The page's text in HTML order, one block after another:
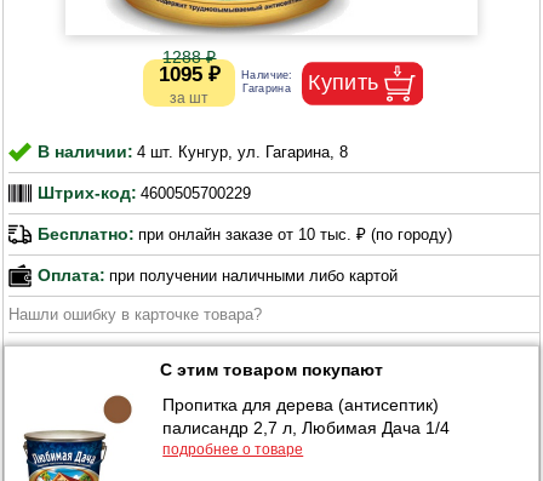
1095 ₽
1288 ₽
В наличии: 4 шт. Кунгур, ул. Гагарина, 8
Штрих-код: 4600505700229
Бесплатно: при онлайн заказе от 10 тыс. ₽ (по городу)
Оплата: при получении наличными либо картой
Нашли ошибку в карточке товара?
С этим товаром покупают
Пропитка для дерева (антисептик)
палисандр 2,7 л, Любимая Дача 1/4
подробнее о товаре